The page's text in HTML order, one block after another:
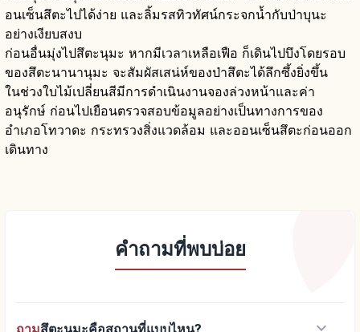
อนเซ็นสึตะไปได้ง่าย และลิ้มรสทิวทัศน์กระจกน้ำกับป่าบุนะ
อย่างเงียบสงบ
ก่อนอื่นมุ่งไปสึตะนุมะ หากมีเวลาเหลือเฟือ ก็เดินไปบึงโดยรอบ
ของสึตะนานานุมะ จะสัมผัสเสน่ห์ของป่าสึตะได้ลึกซึ้งยิ่งขึ้น
ในช่วงใบไม้เปลี่ยนสีมีการดำเนินงานจองล่วงหน้าและค่า
อนุรักษ์ ก่อนไปเยือนตรวจสอบข้อมูลอย่างเป็นทางการของ
อำเภอโทวาดะ กระทรวงสิ่งแวดล้อม และออนเซ็นสึตะก่อนออก
เดินทาง
คำถามที่พบบ่อย
ถามสึตะนุมะคือสถานที่แบบไหน?